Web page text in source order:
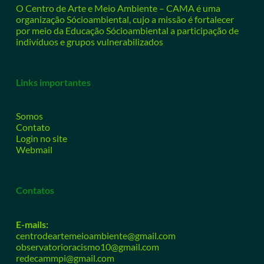
O Centro de Arte e Meio Ambiente – CAMA é uma
organização Sócioambiental, cujo a missão é fortalecer
por meio da Educação Sócioambiental a participação de
indivíduos e grupos vulnerabilizados
Links importantes
Somos
Contato
Login no site
Webmail
Contatos
E-mails:
centrodeartemeioambiente@gmail.com
observatorioracismo10@gmail.com
redecammpi@gmail.com